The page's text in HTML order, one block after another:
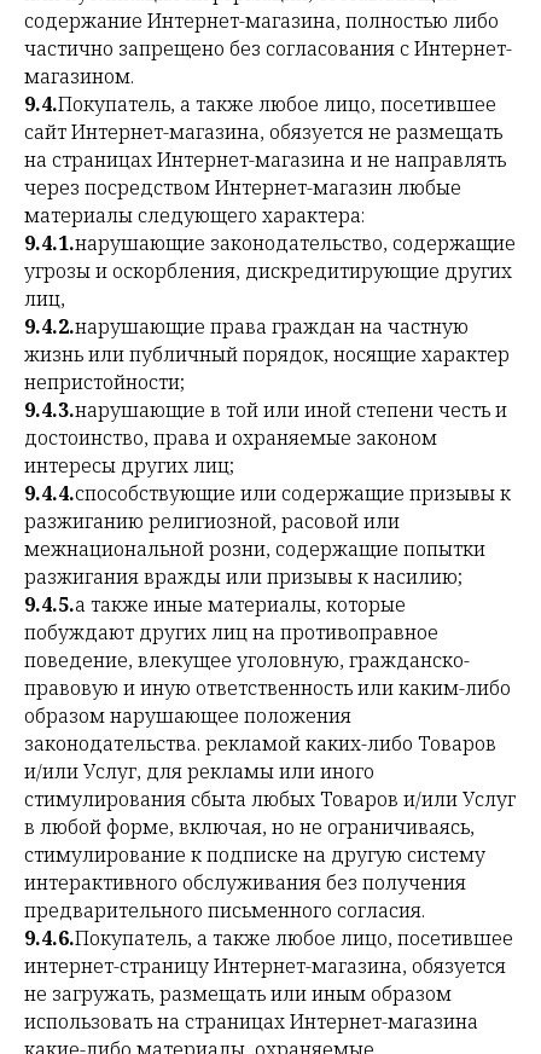
содержание Интернет-магазина, полностью либо
частично запрещено без согласования с Интернет-
магазином.
9.4.Покупатель, а также любое лицо, посетившее
сайт Интернет-магазина, обязуется не размещать
на страницах Интернет-магазина и не направлять
через посредством Интернет-магазин любые
материалы следующего характера:
9.4.1.нарушающие законодательство, содержащие
угрозы и оскорбления, дискредитирующие других
лиц,
9.4.2.нарушающие права граждан на частную
жизнь или публичный порядок, носящие характер
непристойности;
9.4.3.нарушающие в той или иной степени честь и
достоинство, права и охраняемые законом
интересы других лиц;
9.4.4.способствующие или содержащие призывы к
разжиганию религиозной, расовой или
межнациональной розни, содержащие попытки
разжигания вражды или призывы к насилию;
9.4.5.а также иные материалы, которые
побуждают других лиц на противоправное
поведение, влекущее уголовную, гражданско-
правовую и иную ответственность или каким-либо
образом нарушающее положения
законодательства. рекламой каких-либо Товаров
и/или Услуг, для рекламы или иного
стимулирования сбыта любых Товаров и/или Услуг
в любой форме, включая, но не ограничиваясь,
стимулирование к подписке на другую систему
интерактивного обслуживания без получения
предварительного письменного согласия.
9.4.6.Покупатель, а также любое лицо, посетившее
интернет-страницу Интернет-магазина, обязуется
не загружать, размещать или иным образом
использовать на страницах Интернет-магазина